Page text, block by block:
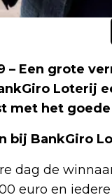
– Een grote
Loterij
met het
bij BankGiro
dag de
euro en